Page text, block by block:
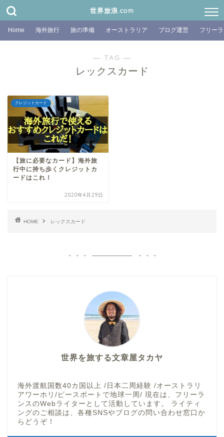
世界放浪.com
Home 海外旅行 旅の準備 オーストラリア ブログ運営 フリー
― TAG ―
レックスカード
クレジットカード
【旅に必要なカード】海外旅
行中に持ち歩くクレジットカ
ードはこれ！
2020年4月29日
HOME レックスカード
世界を旅する文章屋タカヤ
海外渡航国数40カ国以上 /日本二周経験 /オーストラリ
アワーホリ/ピースボートで地球一周/ 現在は、フリーラ
ンスのWebライターとして活動しています。 ライティ
ングのご相談は、各種SNSやブログの問い合わせ窓口か
らどうぞ！